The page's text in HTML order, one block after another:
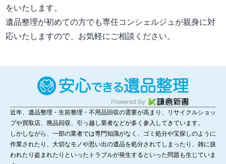
をいたします。
遺品整理が初めての方でも専任コンシェルジュが親身に対
応いたしますので、お気軽にご相談ください。
近年、遺品整理・生前整理・不用品回収の需要が高まり、リサイクルショッ
プや買取店、廃品回収、引っ越し業者などが多く参入してきています。
しかしながら、一部の業者では専門知識がなく、ゴミ処分や宝探しのように
作業されたり、大切なモノや思い出の遺品を処分されてしまったり、雑に扱
われたり盗まれたりといったトラブルが発生するといった問題も生じていま